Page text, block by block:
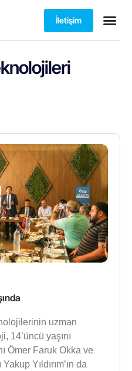
İletişim
uzman
14’üncü yaşını
Ömer Faruk Okka ve
Yıldırım’ın da